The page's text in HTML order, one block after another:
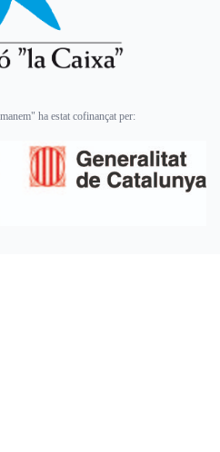
ha estat cofinançat per: